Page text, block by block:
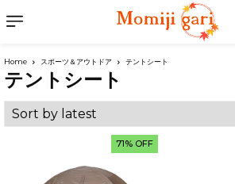
Home スポーツ＆アウトドア テントシート
テントシート
71% OFF